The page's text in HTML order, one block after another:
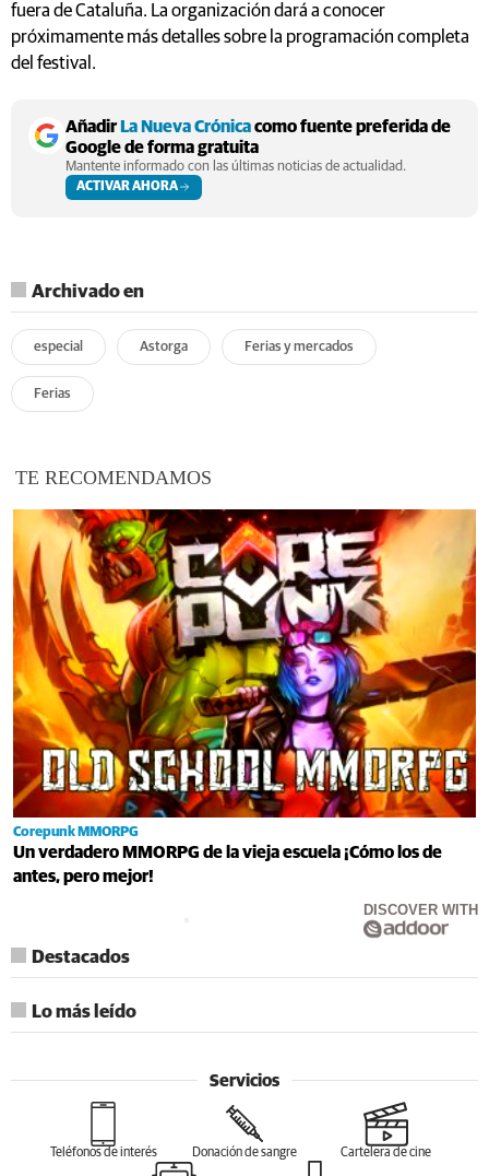
fuera de Cataluña. La organización dará a conocer
próximamente más detalles sobre la programación completa
del festival.
AñadirLa Nueva Crónicacomo fuente preferida de
Google de forma gratuita
Mantente informado con las últimas noticias de actualidad.
ACTIVAR AHORA
Archivado en
especial Astorga Ferias y mercados
Ferias
TE RECOMENDAMOS
Corepunk MMORPG
Un verdadero MMORPG de la vieja escuela ¡Cómo los de
antes, pero mejor!
DISCOVER WITH
Destacados
Lo más leído
Servicios
Teléfonos de interés Donación de sangre Cartelera de cine